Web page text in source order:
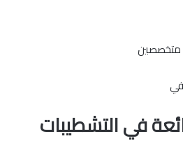
متخصصين
في التشطيبات